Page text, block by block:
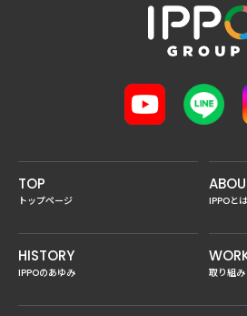
TOP
トップページ IPPOとは
HISTORY
IPPOのあゆみ 取り組み